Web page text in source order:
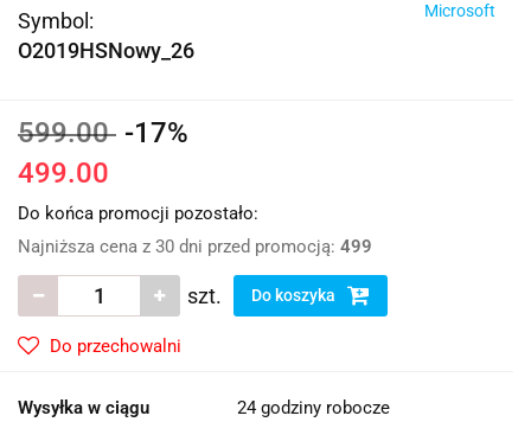
Symbol:
O2019HSNowy_26
Microsoft
599.00 -17%
499.00
Do końca promocji pozostało:
Najniższa cena z 30 dni przed promocją: 499
szt. Do koszyka
Do przechowalni
Wysyłka w ciągu 24 godziny robocze